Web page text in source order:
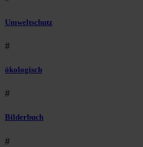
Umweltschutz
#
ökologisch
#
Bilderbuch
#